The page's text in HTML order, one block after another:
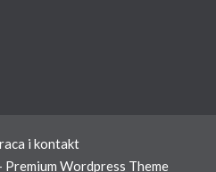
i kontakt
Premium Wordpress Theme